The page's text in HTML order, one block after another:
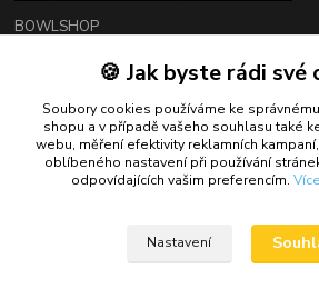
BOWLSHOP
+420 602 549 946
petrmracek@bowlshop.cz
🍪 Jak byste rádi své
Soubory cookies používáme ke
shopu a v případě vašeho souhlasu také
webu, měření efektivity reklamních
oblíbeného nastavení při používání
odpovídajících vašim preferencím.
Nastavení